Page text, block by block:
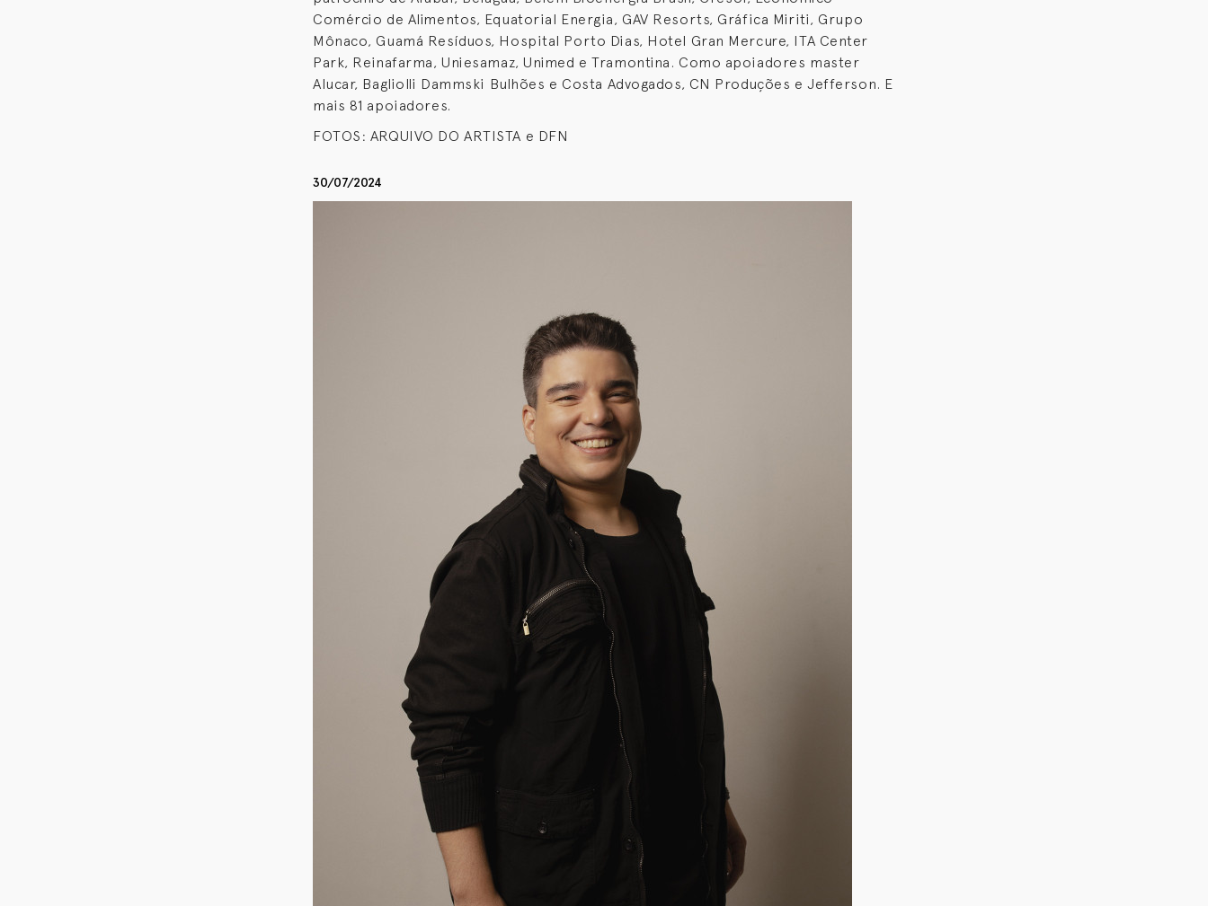
Comércio de Alimentos, Equatorial Energia, GAV Resorts, Gráfica Miriti, Grupo
Mônaco, Guamá Resíduos, Hospital Porto Dias, Hotel Gran Mercure, ITA Center
Park, Reinafarma, Uniesamaz, Unimed e Tramontina. Como apoiadores master
Alucar, Bagliolli Dammski Bulhões e Costa Advogados, CN Produções e Jefferson. E
mais 81 apoiadores.
FOTOS: ARQUIVO DO ARTISTA e DFN
30/07/2024